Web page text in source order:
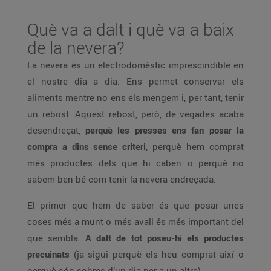
Què va a dalt i què va a baix
de la nevera?
La nevera és un electrodomèstic imprescindible en
el nostre dia a dia. Ens permet conservar els
aliments mentre no ens els mengem i, per tant, tenir
un rebost. Aquest rebost, però, de vegades acaba
desendreçat, perquè les presses ens fan posar la
compra a dins sense criteri, perquè hem comprat
més productes dels que hi caben o perquè no
sabem ben bé com tenir la nevera endreçada.
El primer que hem de saber és que posar unes
coses més a munt o més avall és més important del
que sembla. A dalt de tot poseu-hi els productes
precuinats (ja sigui perquè els heu comprat així o